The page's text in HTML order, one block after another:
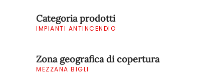
Categoria prodotti
IMPIANTI ANTINCENDIO
Zona geografica di copertura
MEZZANA BIGLI